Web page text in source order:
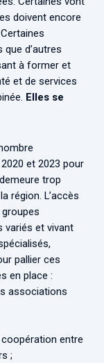
doivent encore
d’autres
à former et
et de services
Elles se
et 2023 pour
trop
région. L’accès
variés et vivant
pallier ces
en place :
associations
entre
;